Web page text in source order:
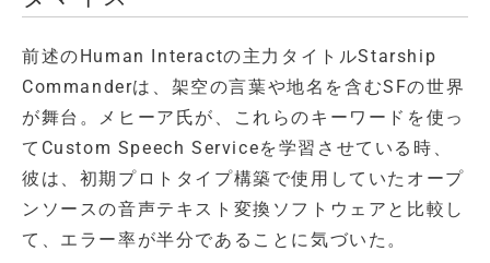
前述のHuman Interactの主力タイトルStarship
Commanderは、架空の言葉や地名を含むSFの世界
が舞台。メヒーア氏が、これらのキーワードを使っ
てCustom Speech Serviceを学習させている時、
彼は、初期プロトタイプ構築で使用していたオープ
ンソースの音声テキスト変換ソフトウェアと比較し
て、エラー率が半分であることに気づいた。